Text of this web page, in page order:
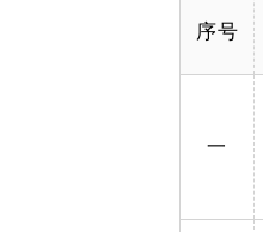
序号
一